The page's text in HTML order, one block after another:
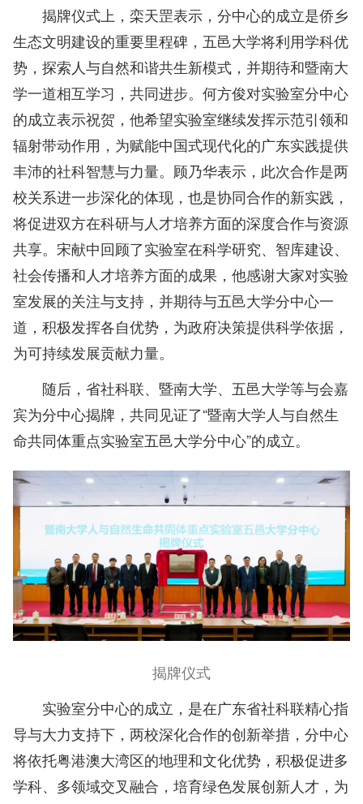
揭牌仪式上， 栾天罡表示，分中心的成立是侨乡
生态文明建设的重要里程碑，五邑大学将利用学科优
势，探索人与自然和谐共生新模式，并期待和暨南大
学一道相互学习，共同进步。 何方俊对实验室分中心
的成立表示祝贺，他希望实验室继续发挥示范引领和
辐射带动作用，为赋能中国式现代化的广东实践提供
丰沛的社科智慧与力量。 顾乃华表示，此次合作是两
校关系进一步深化的体现，也是协同合作的新实践，
将促进双方在科研与人才培养方面的深度合作与资源
共享。 宋献中回顾了实验室在科学研究、智库建设、
社会传播和人才培养方面的成果，他感谢大家对实验
室发展的关注与支持，并期待与五邑大学分中心一
道，积极发挥各自优势，为政府决策提供科学依据，
为可持续发展贡献力量。
随后，省社科联、暨南大学、五邑大学等与会嘉
宾为分中心揭牌，共同见证了“暨南大学人与自然生
命共同体重点实验室五邑大学分中心”的成立。
揭牌仪式
实验室分中心的成立，是在广东省社科联精心指
导与大力支持下，两校深化合作的创新举措，分中心
将依托粤港澳大湾区的地理和文化优势，积极促进多
学科、多领域交叉融合，培育绿色发展创新人才，为